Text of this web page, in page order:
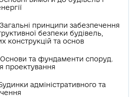
принципи забезпечення
безпеки будівель,
конструкцій та основ
та фундаменти споруд.
проектування
адміністративного та